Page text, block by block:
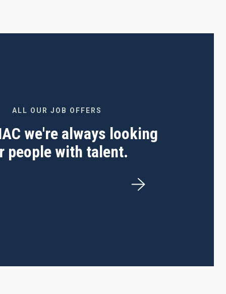
ALL OUR JOB OFFERS
we're always looking
people with talent.